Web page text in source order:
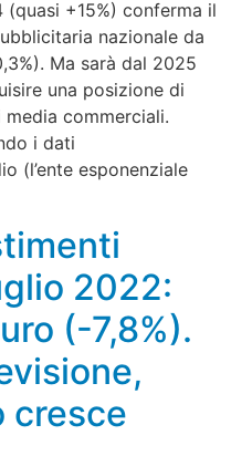
+15%) conferma il
nazionale da
Ma sarà dal 2025
una posizione di
commerciali.
i dati
(l’ente esponenziale
2022:
(-7,8%).
cresce